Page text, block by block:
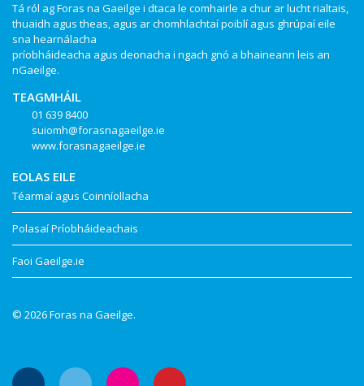
Tá ról ag Foras na Gaeilge i dtaca le comhairle a chur ar lucht rialtais,
thuaidh agus theas, agus ar chomhlachtaí poiblí agus ghrúpaí eile
sna hearnálacha
príobháideacha agus deonacha i ngach gnó a bhaineann leis an
nGaeilge.
TEAGMHÁIL
01 639 8400
suiomh@forasnagaeilge.ie
www.forasnagaeilge.ie
EOLAS EILE
Téarmaí agus Coinníollacha
Polasaí Príobháideachais
Faoi Gaeilge.ie
© 2026 Foras na Gaeilge.